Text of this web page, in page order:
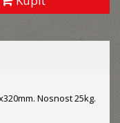
Nosnost 25kg.